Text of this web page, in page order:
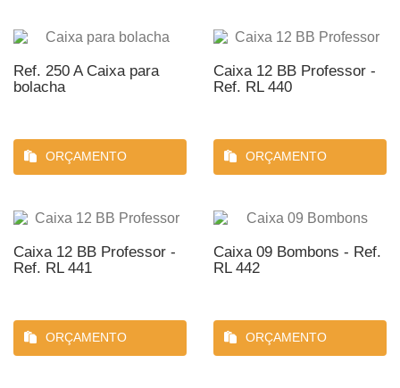
Ref. 250 A Caixa para
bolacha
ORÇAMENTO
Caixa 12 BB Professor -
Ref. RL 440
ORÇAMENTO
Caixa 12 BB Professor -
Ref. RL 441
ORÇAMENTO
Caixa 09 Bombons - Ref.
RL 442
ORÇAMENTO